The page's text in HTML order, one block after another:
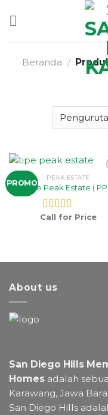
Beranda /
PROMO
PEAK ESTATE
Tipe Peak Estate ( PP
Dinilai5.00
Call for Price
About us
San Diego Hills
Homes adalah
Karawang, Jawa
San Diego Hills